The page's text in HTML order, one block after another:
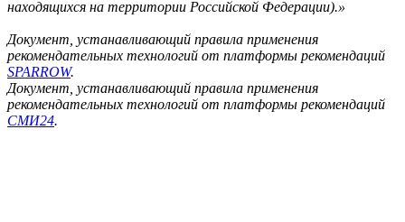
находящихся на территории Российской Федерации).»
Документ, устанавливающий правила применения
рекомендательных технологий от платформы рекомендаций
SPARROW.
Документ, устанавливающий правила применения
рекомендательных технологий от платформы рекомендаций
СМИ24.